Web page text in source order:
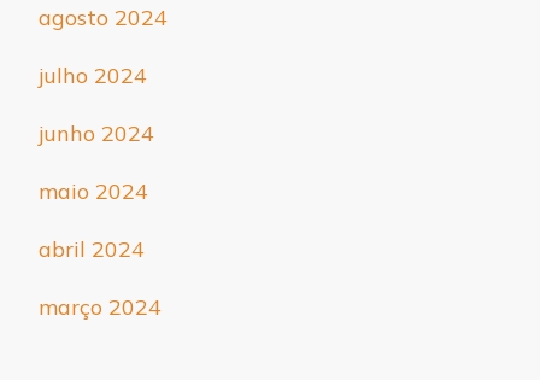
agosto 2024
julho 2024
junho 2024
maio 2024
abril 2024
março 2024